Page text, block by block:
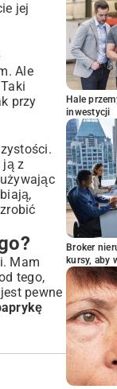
jej
Ale
przy
ją z
Mam
tego,
pewne
Hale
inwestycji
Broker
kursy, aby